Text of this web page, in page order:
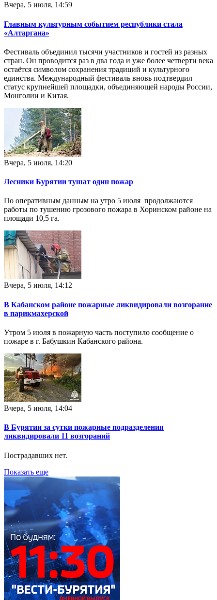
Вчера, 5 июля, 14:59
Главным культурным событием республики стала
«Алтаргана»
Фестиваль объединил тысячи участников и гостей из разных
стран. Он проводится раз в два года и уже более четверти века
остаётся символом сохранения традиций и культурного
единства. Международный фестиваль вновь подтвердил
статус крупнейшей площадки, объединяющей народы России,
Монголии и Китая.
Вчера, 5 июля, 14:20
Лесники Бурятии тушат один пожар
По оперативным данным на утро 5 июля продолжаются
работы по тушению грозового пожара в Хоринском районе на
площади 10,5 га.
Вчера, 5 июля, 14:12
В Кабанском районе пожарные ликвидировали возгорание
в парикмахерской
Утром 5 июля в пожарную часть поступило сообщение о
пожаре в г. Бабушкин Кабанского района.
Вчера, 5 июля, 14:04
В Бурятии за сутки пожарные подразделения
ликвидировали 11 возгораний
Пострадавших нет.
Показать еще